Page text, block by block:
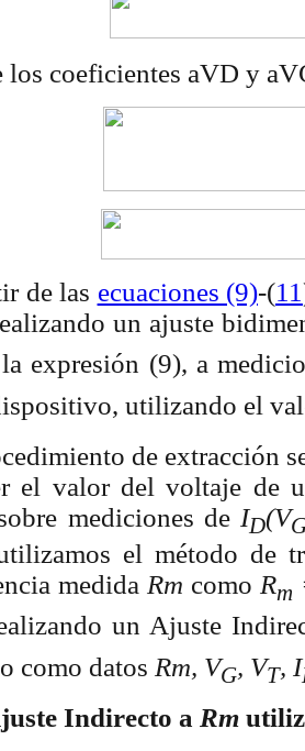
los coeficientes aVD y
de las ecuaciones (9)-(11
un ajuste
la expresión (9), a
utilizando el
de extracción
el valor del voltaje de
mediciones de ID(V
el método de
medida Rm como Rm
un Ajuste
como datos Rm, VG, VT, I
Indirecto a Rm